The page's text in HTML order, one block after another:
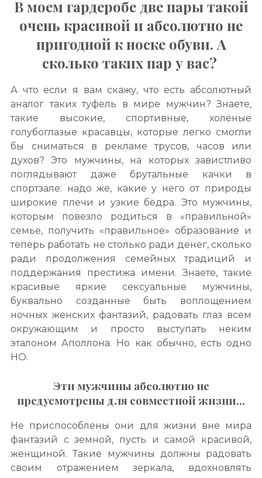
В моем гардеробе две парытакой
очень красивой и абсолютно не
пригодной к носке обуви. А
сколько таких пар у вас?
А что если я вам скажу, что есть абсолютный
аналог таких туфель в мире мужчин? Знаете,
такие высокие, спортивные, холёные
голубоглазые красавцы, которые легко смогли
бы сниматься в рекламе трусов, часов или
духов? Это мужчины, на которых завистливо
поглядывают даже брутальные качки в
спортзале: надо же, какие у него от природы
широкие плечи и узкие бёдра. Это мужчины,
которым повезло родиться в «правильной»
семье, получить «правильное» образование и
теперь работать не столько ради денег, сколько
ради продолжения семейных традиций и
поддержания престижа имени. Знаете, такие
красивые яркие сексуальные мужчины,
буквально созданные быть воплощением
ночных женских фантазий, радовать глаз всем
окружающим и просто выступать неким
эталоном Аполлона. Но как обычно, есть одно
НО.
Эти мужчины абсолютно не
предусмотрены для совместной жизни…
Не приспособлены они для жизни вне мира
фантазий с земной, пусть и самой красивой,
женщиной. Такие мужчины должны радовать
своим отражением зеркала, вдохновлять